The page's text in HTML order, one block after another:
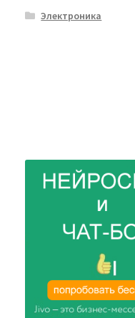
Электроника